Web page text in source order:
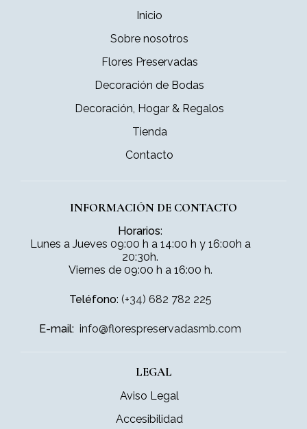
Inicio
Sobre nosotros
Flores Preservadas
Decoración de Bodas
Decoración, Hogar & Regalos
Tienda
Contacto
INFORMACIÓN DE CONTACTO
Horarios:
Lunes a Jueves 09:00 h a 14:00 h y 16:00h a
20:30h.
Viernes de 09:00 h a 16:00 h.
Teléfono: (+34) 682 782 225
E-mail: info@florespreservadasmb.com
LEGAL
Aviso Legal
Accesibilidad